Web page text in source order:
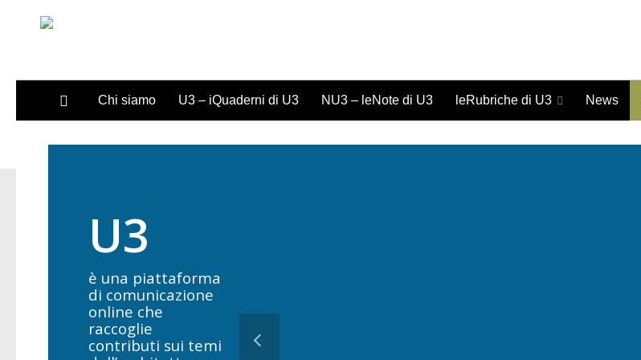
Sotto il contenuto
Chi siamo U3 – iQuaderni di U3 NU3 – leNote di U3 leRubriche di U3 News
U3
è una piattaforma
di comunicazione
online che
raccoglie
contributi sui temi